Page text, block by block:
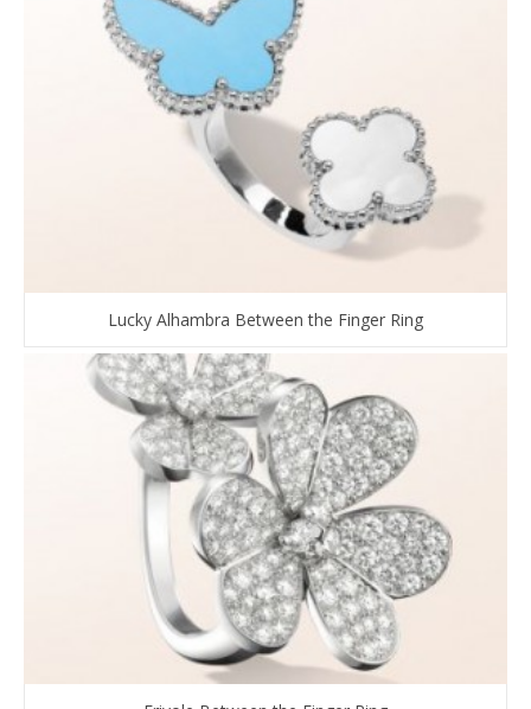
Lucky Alhambra Between the Finger Ring